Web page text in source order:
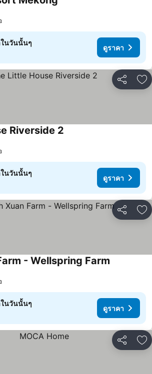
ในวันนั้นๆ
ดูราคา
แชร์ เ
Riverside 2
ในวันนั้นๆ
ดูราคา
แชร์ เ
- Wellspring Farm
ในวันนั้นๆ
ดูราคา
แชร์ เ